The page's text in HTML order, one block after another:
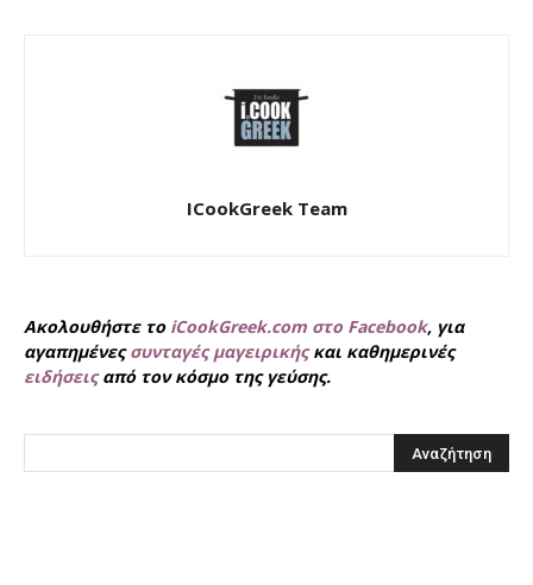
ICookGreek Team
Ακολουθήστε το iCookGreek.com στο Facebook, για
αγαπημένεςσυνταγές μαγειρικήςκαι καθημερινές
ειδήσειςαπό τον κόσμο της γεύσης.